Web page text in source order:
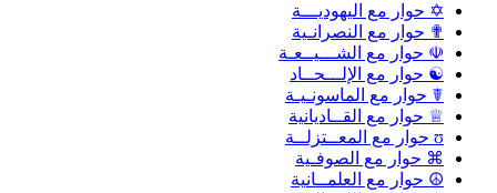
✡ حوار مع اليهوديـــة
✟ حوار مع النصرانـية
☫ حوار مع الشـــيــعـة
☯ حوار مع الإلـــحــاد
☤ حوار مع الماسونـيـة
♕ حوار مع القــاديانية
ʊ حوار مع المعــتزلــة
⌘ حوار مع الصوفـية
☮ حوار مع العلمــانية